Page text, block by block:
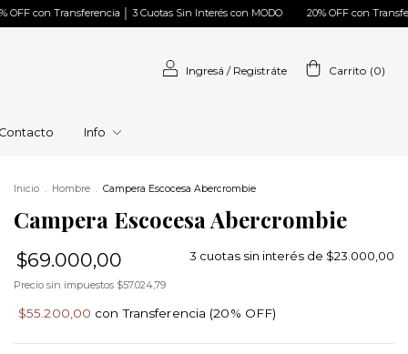
│ 3 Cuotas Sin Interés con MODO 20% OFF con Transferencia │ 3 Cuotas
Ingresá / Registráte Carrito (0)
Info
Inicio . Hombre . Campera Escocesa Abercrombie
Campera Escocesa Abercrombie
$69.000,00 3 cuotas sin interés de $23.000,00
Precio sin impuestos $57.024,79
$55.200,00 con Transferencia (20% OFF)